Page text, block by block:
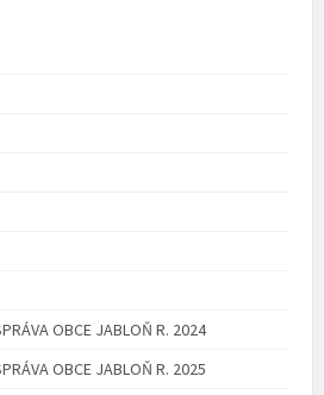
OBCE JABLOŇ R. 2024
OBCE JABLOŇ R. 2025